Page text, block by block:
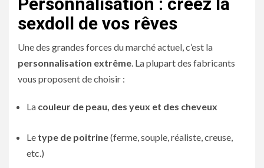
sexdoll de vos rêves
Une des grandes forces du marché actuel, c’est la
personnalisation extrême. La plupart des fabricants
vous proposent de choisir :
La couleur de peau, des yeux et des cheveux
Le type de poitrine(ferme, souple, réaliste, creuse,
etc.)